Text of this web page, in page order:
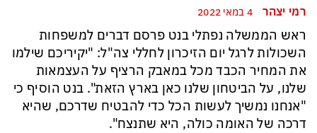
משבר האקלים הגיע עד לכור הגרעיני – והונגריה קיבלה הצצה מפחידה
הגרעינית חותמות על הסכם הגנה המשנה מהיסוד את מאזן הכוחות
במשחק חסר החשיבות מדגישה את התגברות החוליגניזם הפראי בכדורגל
רמי יצהר
ראש הממשלה נפתלי בנט פרסם דברים למשפחות
השכולות לרגל יום הזיכרון לחללי צה"ל: "יקיריכם שילמו
את המחיר הכבד מכל במאבק הרציף על העצמאות
שלנו, על הביטחון שלנו כאן בארץ הזאת". בנט הוסיף כי
"אנחנו נמשיך לעשות הכל כדי להבטיח שדרכם, שהיא
דרכה של האומה כולה, היא שתנצח".